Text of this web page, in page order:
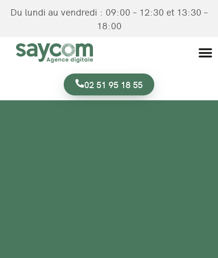
Du lundi au vendredi : 09:00 – 12:30 et 13:30 –
18:00
02 51 95 18 55